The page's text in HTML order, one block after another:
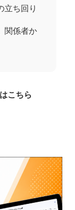
立ち回り
関係者か
こちら